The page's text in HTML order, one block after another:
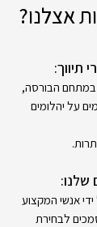
אצלנו?
תיווך:
הבורסה,
על יהלומים
שלנו:
אנשי המקצוע
לבחירת